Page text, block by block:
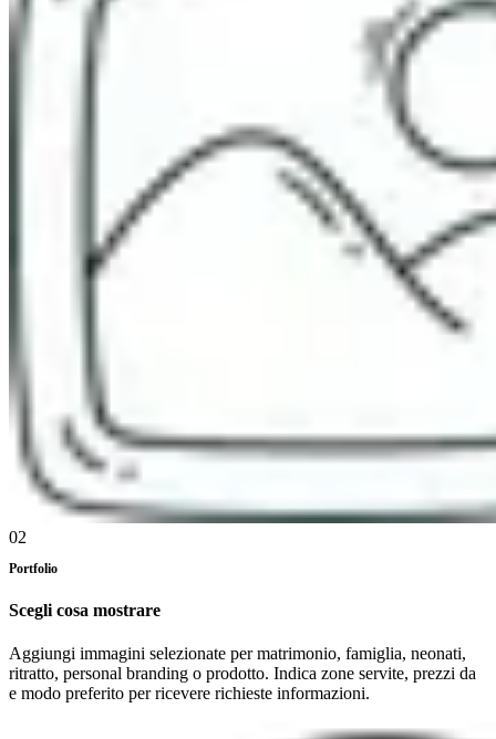
02
Portfolio
Scegli cosa mostrare
Aggiungi immagini selezionate per matrimonio, famiglia, neonati,
ritratto, personal branding o prodotto. Indica zone servite, prezzi da
e modo preferito per ricevere richieste informazioni.